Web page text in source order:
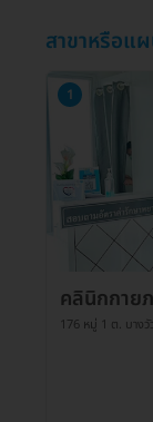
สาขาหรือแ
1
คลินิกกาย
176 หมู่ 1 ต. บางวั